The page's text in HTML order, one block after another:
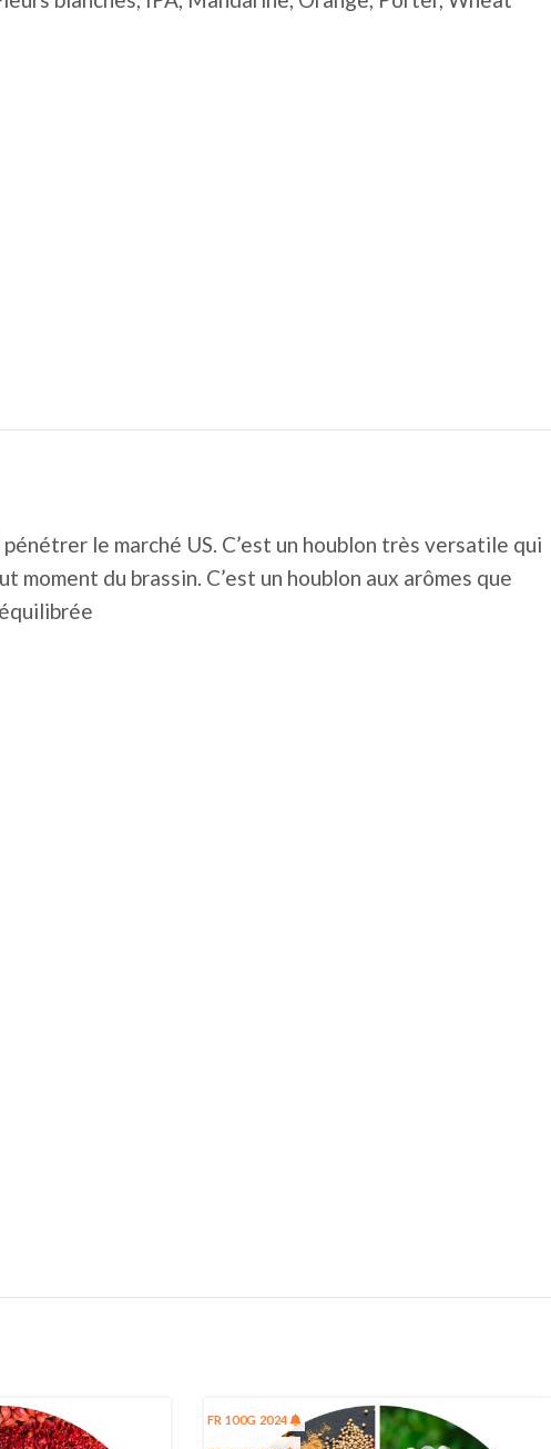
le marché US. C’est un houblon très versatile qui
du brassin. C’est un houblon aux arômes que
FR 100G 2024